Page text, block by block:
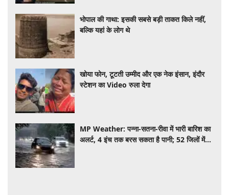
भोपाल की गाथा: इसकी सबसे बड़ी ताकत किले नहीं,
बल्कि यहां के लोग थे
खोया फोन, टूटती उम्मीद और एक नेक इंसान, इंदौर
स्टेशन का Video रुला देगा
MP Weather: पन्ना-सतना-रीवा में भारी बारिश का
अलर्ट, 4 इंच तक बरस सकता है पानी; 52 जिलों में